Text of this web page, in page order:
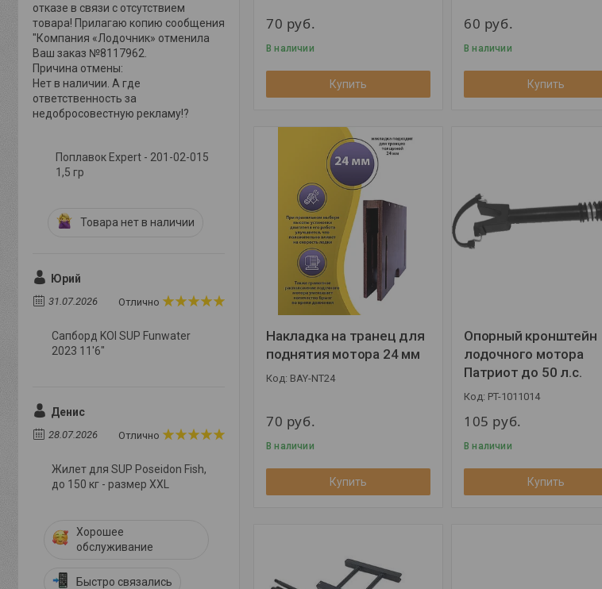
70 руб.
В наличии
Купить
60 руб.
В наличии
Купить
Накладка на транец для
поднятия мотора 24 мм
BAY-NT24
70 руб.
В наличии
Купить
Опорный кронштейн
лодочного мотора
Патриот до 50 л.с.
PT-1011014
105 руб.
В наличии
Купить
отказе в связи с отсутствием
товара! Прилагаю копию сообщения
"Компания «Лодочник» отменила
Ваш заказ №8117962.
Причина отмены:
Нет в наличии. А где
ответственность за
недобросовестную рекламу!?
Поплавок Expert - 201-02-015
1,5 гр
Товара нет в наличии
Юрий
31.07.2026 Отлично
Сапборд KOI SUP Funwater
2023 11'6"
Денис
28.07.2026 Отлично
Жилет для SUP Poseidon Fish,
до 150 кг - размер XXL
Хорошее
обслуживание
Быстро связались